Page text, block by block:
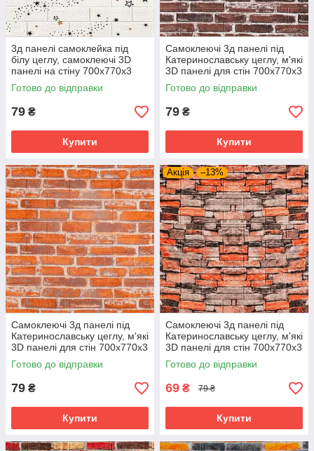
3д панелі самоклейка під
білу цеглу, самоклеючі 3D
панелі на стіну 700x770x3
мм, Зірки (021-3)
Готово до відправки
79 ₴
Купити
Самоклеючі 3д панелі під
Катеринославську цеглу, м'які
3D панелі для стін 700х770х3
мм, Червоний (43-3)
Готово до відправки
79 ₴
Купити
Самоклеючі 3д панелі під
Катеринославську цеглу, м'які
3D панелі для стін 700х770х3
мм, Руда (044-3)
Готово до відправки
79 ₴
Купити
Акція –13%
Самоклеючі 3д панелі під
Катеринославську цеглу, м'які
3D панелі для стін 700х770х3
мм, Піщаник (045-3)
Готово до відправки
69 ₴ 79 ₴
Купити